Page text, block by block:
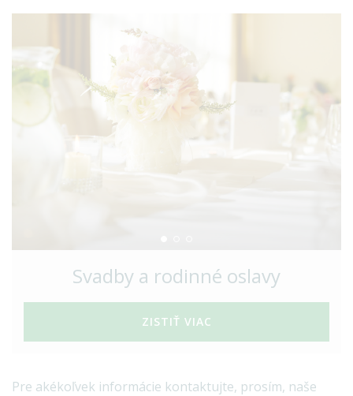
Svadby a rodinné oslavy
ZISTIŤ VIAC
Pre akékoľvek informácie kontaktujte, prosím, naše